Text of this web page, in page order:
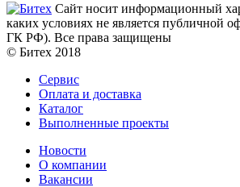
Сайт носит информационный
каких условиях не является публичной
ГК РФ). Все права защищены
© Битех 2018
Сервис
Оплата и доставка
Каталог
Выполненные проекты
Новости
О компании
Вакансии